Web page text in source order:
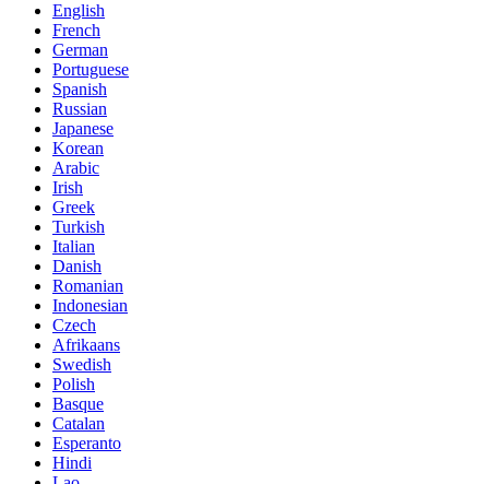
English
French
German
Portuguese
Spanish
Russian
Japanese
Korean
Arabic
Irish
Greek
Turkish
Italian
Danish
Romanian
Indonesian
Czech
Afrikaans
Swedish
Polish
Basque
Catalan
Esperanto
Hindi